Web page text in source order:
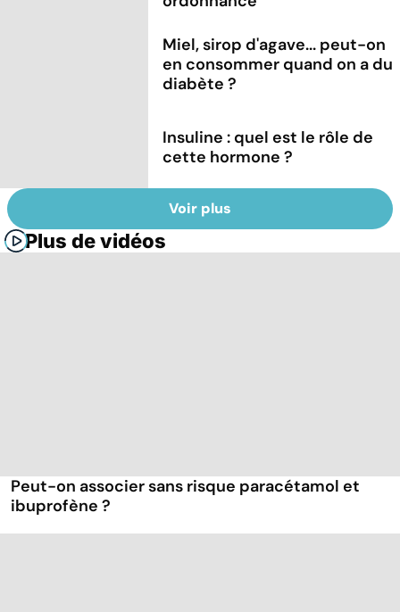
Miel, sirop d'agave... peut-on
en consommer quand on a du
diabète ?
Insuline : quel est le rôle de
cette hormone ?
Voir plus
Plus de vidéos
Peut-on associer sans risque paracétamol et
ibuprofène ?